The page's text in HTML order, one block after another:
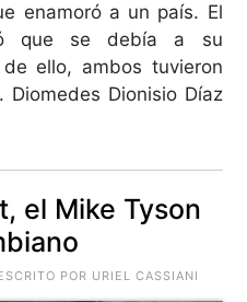
enamoró a un país. El
que se debía a su
ello, ambos tuvieron
Dionisio Díaz
el Mike Tyson
POR URIEL CASSIANI